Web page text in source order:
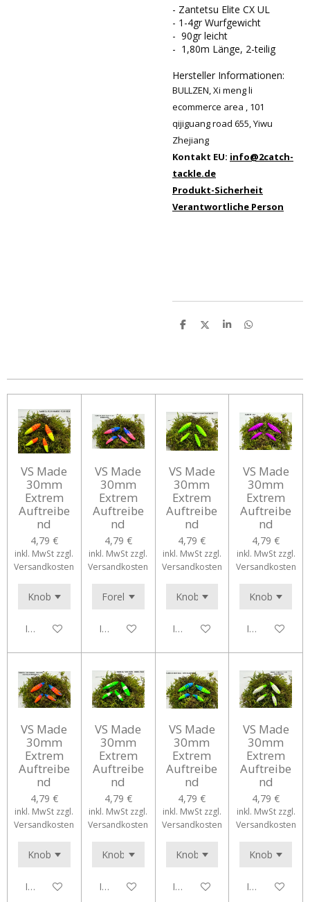
- Zantetsu Elite CX UL
- 1-4gr Wurfgewicht
- 90gr leicht
- 1,80m Länge, 2-teilig
Hersteller Informationen:
BULLZEN, Xi meng li
ecommerce area , 101
qijiguang road 655, Yiwu
Zhejiang
Kontakt EU: info@2catch-
tackle.de
Produkt-Sicherheit
Verantwortliche Person
T
n
T
n
T
n
T
n
VS Made
30mm
Extrem
Auftreibe
nd
4,79 €
inkl. MwSt zzgl.
Versandkosten
In den Warenkorb
VS Made
30mm
Extrem
Auftreibe
nd
4,79 €
inkl. MwSt zzgl.
Versandkosten
In den Warenkorb
VS Made
30mm
Extrem
Auftreibe
nd
4,79 €
inkl. MwSt zzgl.
Versandkosten
In den Warenkorb
VS Made
30mm
Extrem
Auftreibe
nd
4,79 €
inkl. MwSt zzgl.
Versandkosten
In den
VS Made
30mm
Extrem
Auftreibe
nd
4,79 €
inkl. MwSt zzgl.
Versandkosten
In den Warenkorb
VS Made
30mm
Extrem
Auftreibe
nd
4,79 €
inkl. MwSt zzgl.
Versandkosten
In den Warenkorb
VS Made
30mm
Extrem
Auftreibe
nd
4,79 €
inkl. MwSt zzgl.
Versandkosten
In den Warenkorb
VS Made
30mm
Extrem
Auftreibe
nd
4,79 €
inkl. MwSt zzgl.
Versandkosten
In den